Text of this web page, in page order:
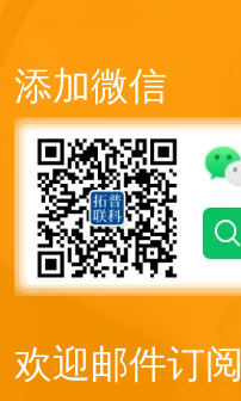
添加微信
欢迎邮件订阅